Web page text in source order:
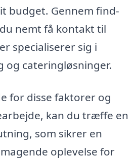
budget. Gennem find-
nemt få kontakt til
specialiserer sig i
og cateringløsninger.
for disse faktorer og
kan du træffe en
som sikrer en
oplevelse for